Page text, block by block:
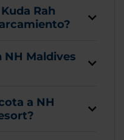
Rah
NH Maldives
a NH